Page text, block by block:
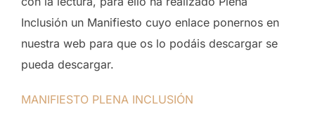
Inclusión un Manifiesto cuyo enlace ponernos en
nuestra web para que os lo podáis descargar se
pueda descargar.
MANIFIESTO PLENA INCLUSIÓN